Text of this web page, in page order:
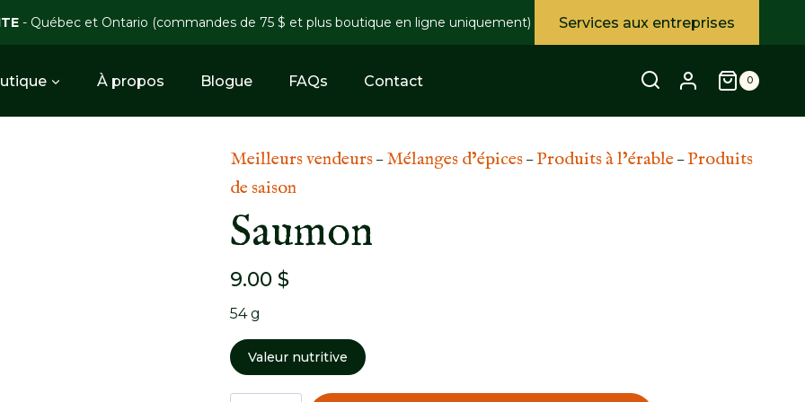
- Québec et Ontario (commandes de 75 $ et plus boutique en ligne uniquement) Services aux entreprises
À propos Blogue FAQs Contact 0
Meilleurs vendeurs – Mélanges d’épices – Produits à l’érable – Produits
de saison
Saumon
9.00 $
54 g
Valeur nutritive